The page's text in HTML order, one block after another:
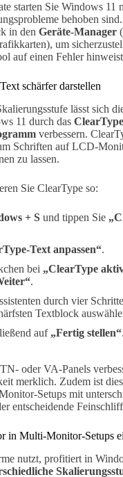
starten Sie Windows 11
behoben
in den Geräte-Manager
um
auf einen Fehler
schärfer darstellen
lässt sich
11 durch das
verbessern.
Schriften auf LCD-
zu lassen.
Sie ClearType so:
+ S und tippen Sie
Text anpassen“.
bei „ClearType
.
durch vier
Textblock
auf „Fertig stellen“.
oder VA-Panels
merklich. Zudem ist
Setups mit
entscheidende
in Multi-Monitor-Setups
nutzt, profitiert in